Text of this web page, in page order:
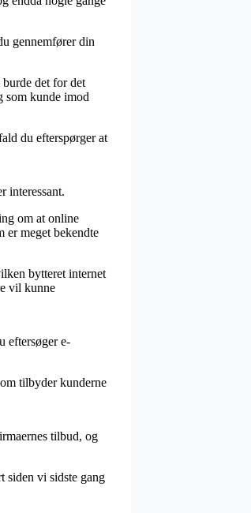
gennemfører din
det for det
som kunde imod
du efterspørger at
interessant.
om at online
er meget bekendte
bytteret internet
vil kunne
eftersøger e-
tilbyder kunderne
tilbud, og
siden vi sidste gang